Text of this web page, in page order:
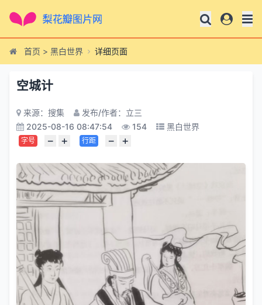
首页 > 黑白世界 详细页面
空城计
来源：搜集
发布/作者：立三
2025-08-16 08:47:54
154 黑白世界
字号 − + 行距 − +